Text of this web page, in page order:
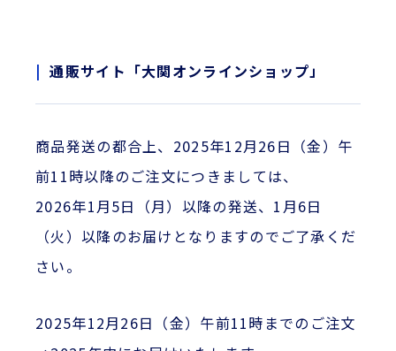
通販サイト「大関オンラインショップ」
商品発送の都合上、2025年12月26日（金）午
前11時以降のご注文につきましては、
2026年1月5日（月）以降の発送、1月6日
（火）以降のお届けとなりますのでご了承くだ
さい。
2025年12月26日（金）午前11時までのご注文